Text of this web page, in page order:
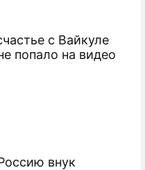
с Вайкуле
попало на видео
внук
президента